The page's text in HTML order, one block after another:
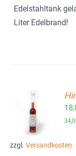
Edelstahltank
Liter Edelbrand!
zzgl. Versandkosten